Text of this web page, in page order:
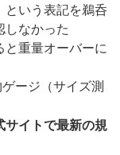
という表記を鵜呑
しなかった
重量オーバーに
ージ（サイズ測
サイトで最新の規